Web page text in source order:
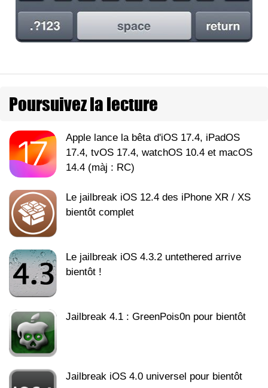
Poursuivez la lecture
Apple lance la bêta d'iOS 17.4, iPadOS
17.4, tvOS 17.4, watchOS 10.4 et macOS
14.4 (màj : RC)
Le jailbreak iOS 12.4 des iPhone XR / XS
bientôt complet
Le jailbreak iOS 4.3.2 untethered arrive
bientôt !
Jailbreak 4.1 : GreenPois0n pour bientôt
Jailbreak iOS 4.0 universel pour bientôt